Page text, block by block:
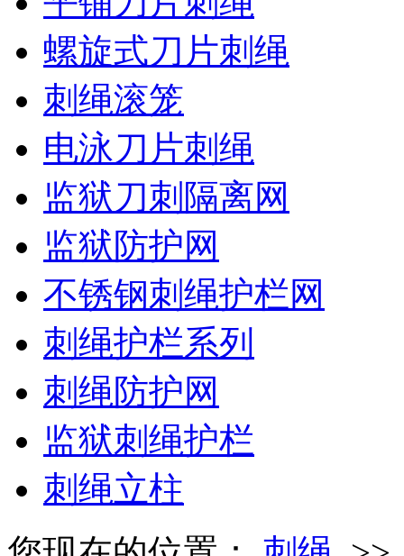
螺旋式刀片刺绳
刺绳滚笼
电泳刀片刺绳
监狱刀刺隔离网
监狱防护网
不锈钢刺绳护栏网
刺绳护栏系列
刺绳防护网
监狱刺绳护栏
刺绳立柱